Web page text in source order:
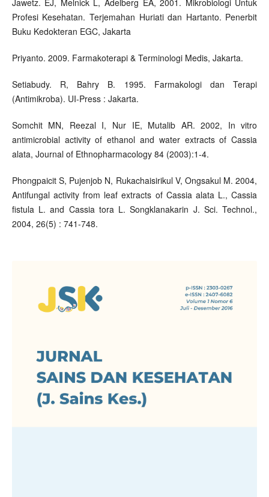
Jawetz. EJ, Melnick L, Adelberg EA, 2001. Mikrobiologi Untuk
Profesi Kesehatan. Terjemahan Huriati dan Hartanto. Penerbit
Buku Kedokteran EGC, Jakarta
Priyanto. 2009. Farmakoterapi & Terminologi Medis, Jakarta.
Setiabudy. R, Bahry B. 1995. Farmakologi dan Terapi
(Antimikroba). UI-Press : Jakarta.
Somchit MN, Reezal I, Nur IE, Mutalib AR. 2002, In vitro
antimicrobial activity of ethanol and water extracts of Cassia
alata, Journal of Ethnopharmacology 84 (2003):1-4.
Phongpaicit S, Pujenjob N, Rukachaisirikul V, Ongsakul M. 2004,
Antifungal activity from leaf extracts of Cassia alata L., Cassia
fistula L. and Cassia tora L. Songklanakarin J. Sci. Technol.,
2004, 26(5) : 741-748.